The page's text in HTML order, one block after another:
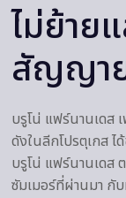
ไม่ย้าย
สัญญา
บรูโน่ แฟร์นานเดส
ดังในลีกโปรตุเกส
บรูโน่ แฟร์นานเดส
ซัมเมอร์ที่ผ่านมา กั